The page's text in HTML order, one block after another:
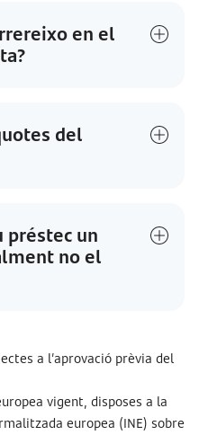
en el
del
préstec un
no el
a l’aprovació prèvia del
vigent, disposes a la
europea (INE) sobre